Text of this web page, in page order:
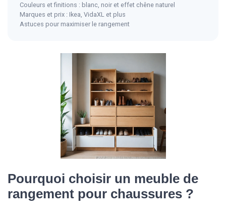
Couleurs et finitions : blanc, noir et effet chêne naturel
Marques et prix : Ikea, VidaXL et plus
Astuces pour maximiser le rangement
Pourquoi choisir un meuble de
rangement pour chaussures ?